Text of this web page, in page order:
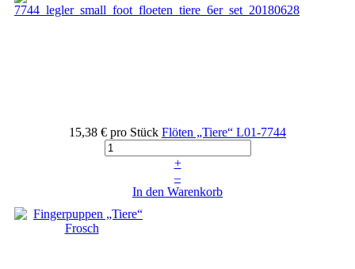
15,38 € pro Stück Flöten „Tiere“ L01-7744
+
–
In den Warenkorb